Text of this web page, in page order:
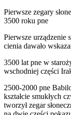
Pierwsze zegary
3500 roku pne
Pierwsze urządzenie
cienia dawało
3500 lat pne w
wschodniej części
2500-2000 pne
kształcie smukłych
tworzył zegar